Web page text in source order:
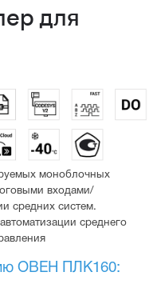
для
моноблочных
входами/
средних систем.
среднего
ОВЕН ПЛК160: